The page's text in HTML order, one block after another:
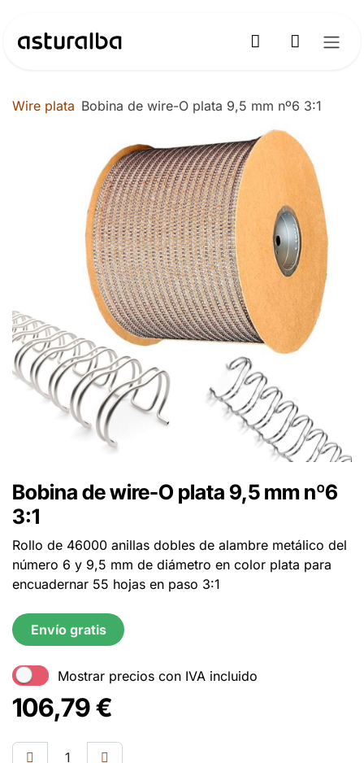
Wire plata Bobina de wire-O plata 9,5 mm nº6 3:1
Bobina de wire-O plata 9,5 mm nº6
3:1
Rollo de 46000 anillas dobles de alambre metálico del
número 6 y 9,5 mm de diámetro en color plata para
encuadernar 55 hojas en paso 3:1
Envío gratis
Mostrar precios con IVA incluido
106,79€